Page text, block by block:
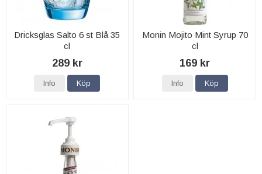
Dricksglas Salto 6 st Blå 35
cl
289 kr
Info Köp
Monin Mojito Mint Syrup 70
cl
169 kr
Info Köp